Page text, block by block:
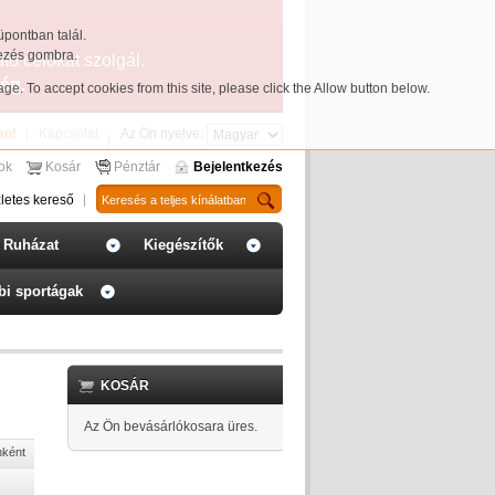
talál.
gombra.
. To accept cookies from this site, please click the Allow button below.
célokat szolgál.
Az Ön nyelve:
Kosár Pénztár Bejelentkezés
kereső
Ruházat Kiegészítők
sportágak
KOSÁR
Az Ön bevásárlókosara üres.